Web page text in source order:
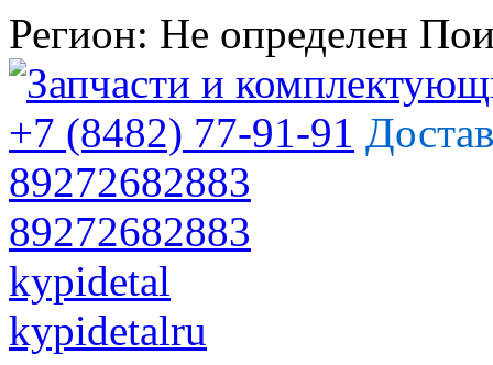
Регион: Не определен
+7 (8482) 77-91-91
89272682883
89272682883
kypidetal
kypidetalru